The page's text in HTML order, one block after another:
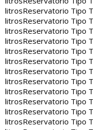
litrosReservatorio Tipo
litrosReservatorio Tipo
litrosReservatorio Tipo
litrosReservatorio Tipo
litrosReservatorio Tipo
litrosReservatorio Tipo
litrosReservatorio Tipo
litrosReservatorio Tipo
litrosReservatorio Tipo
litrosReservatorio Tipo
litrosReservatorio Tipo
litrosReservatorio Tipo